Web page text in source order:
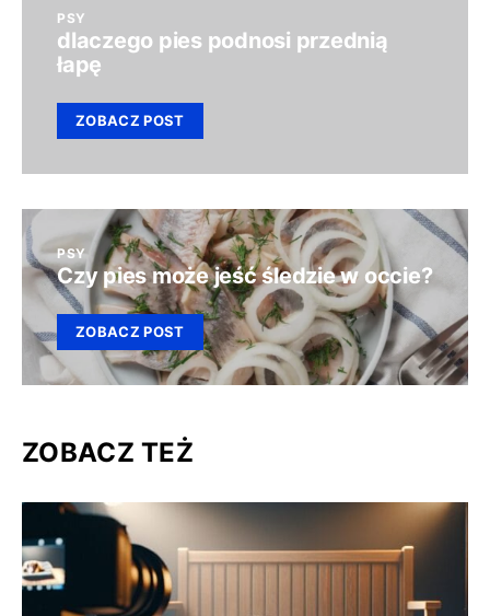
PSY
dlaczego pies podnosi przednią
łapę
ZOBACZ POST
PSY
Czy pies może jeść śledzie w occie?
ZOBACZ POST
ZOBACZ TEŻ